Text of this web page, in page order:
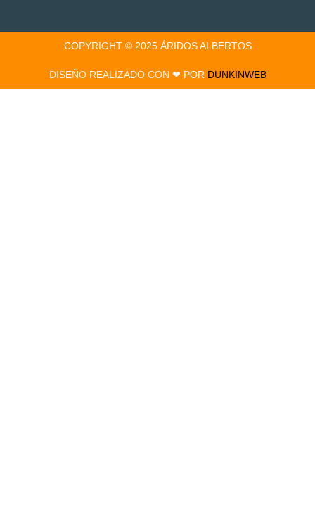
COPYRIGHT © 2025 ÁRIDOS ALBERTOS
DISEÑO REALIZADO CON ❤ POR DUNKINWEB